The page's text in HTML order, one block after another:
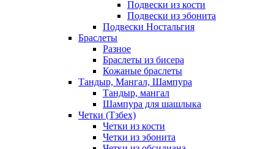
Подвески из кости
Подвески из эбонита
Подвески Ностальгия
Браслеты
Разное
Браслеты из бисера
Кожаные браслеты
Тандыр, Мангал, Шампура
Тандыр, мангал
Шампура для шашлыка
Четки (Тзбех)
Четки из кости
Четки из эбонита